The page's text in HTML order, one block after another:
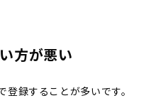
方が悪い
録することが多いです。